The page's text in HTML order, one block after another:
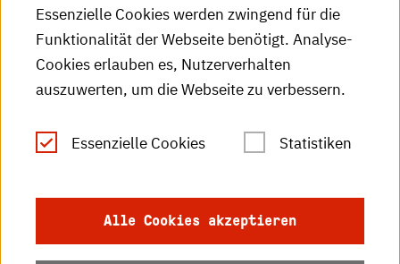
HKA-Publikationen
RSS-Feed
Leichte Sprache
Datenschutz
Essenzielle Cookies werden zwingend für die
Funktionalität der Webseite benötigt. Analyse-
Cookies erlauben es, Nutzerverhalten
auszuwerten, um die Webseite zu verbessern.
Essenzielle Cookies Statistiken
Alle Cookies akzeptieren